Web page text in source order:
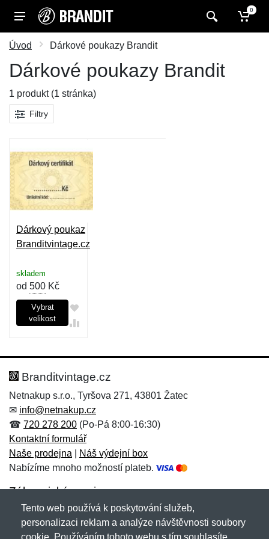
0
Úvod Dárkové poukazy Brandit
Dárkové poukazy Brandit
1 produkt (1 stránka)
Filtry
Dárkový poukaz
Branditvintage.cz
skladem
od 500 Kč
Vybrat
velikost
Branditvintage.cz
Netnakup s.r.o., Tyršova 271, 43801 Žatec
✉ info@netnakup.cz
☎ 720 278 200 (Po-Pá 8:00-16:30)
Kontaktní formulář
Naše prodejna
Náš výdejní box
Nabízíme mnoho možností plateb.
Zákaznický servis
Novinky emailem
Tento web používá k poskytování služeb,
personalizaci reklam a analýze návštěvnosti soubory
cookie. Používáním tohoto webu s tím souhlasíte.